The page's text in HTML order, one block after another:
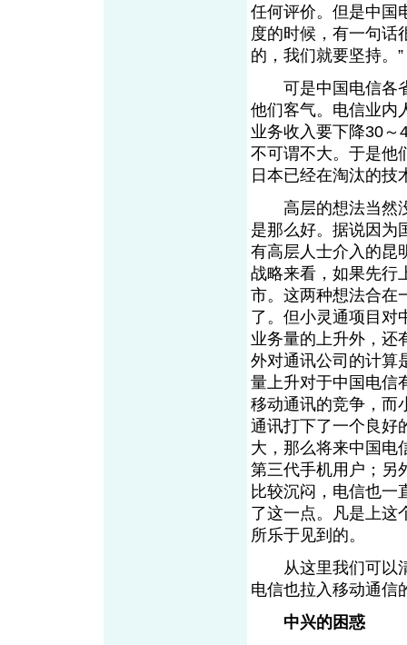
任何评价。但是中国
度的时候，有一句话
的，我们就要坚持。”
可是中国电信各省
他们客气。电信业内
业务收入要下降30～
不可谓不大。于是他
日本已经在淘汰的技
高层的想法当然没
是那么好。据说因为
有高层人士介入的昆
战略来看，如果先行
市。这两种想法合在
了。但小灵通项目对
业务量的上升外，还
外对通讯公司的计算
量上升对于中国电信
移动通讯的竞争，而
通讯打下了一个良好
大，那么将来中国电
第三代手机用户；另
比较沉闷，电信也一
了这一点。凡是上这
所乐于见到的。
从这里我们可以清
电信也拉入移动通信
中兴的困惑